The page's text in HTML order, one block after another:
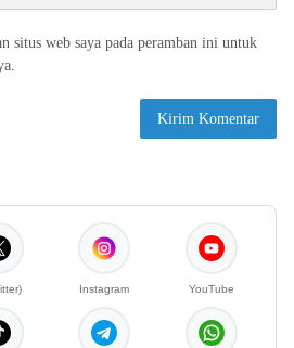
situs web saya pada peramban ini untuk
Instagram YouTube